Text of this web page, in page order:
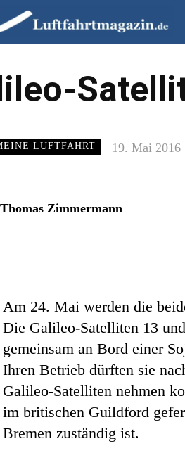
LUFTFAHRT 19. Mai 2016
Thomas Zimmermann
Am 24. Mai werden die
Die Galileo-Satelliten 13
gemeinsam an Bord einer
Ihren Betrieb dürften sie
Galileo-Satelliten nehmen
im britischen Guildford
Bremen zuständig ist.